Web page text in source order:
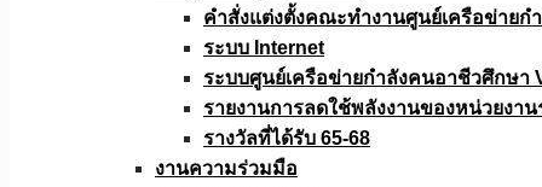
คำสั่งแต่งตั้งคณะทำงานศูนย์เครือข่าย
ระบบ Internet
ระบบศูนย์เครือข่ายกำลังคนอาชีวศึกษา
รายงานการลดใช้พลังงานของหน่วยงา
รางวัลที่ได้รับ 65-68
งานความร่วมมือ